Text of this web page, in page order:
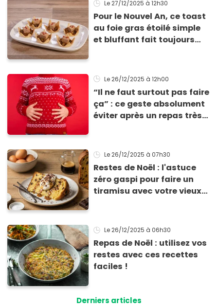
Le 27/12/2025 à 12h30
Pour le Nouvel An, ce toast
au foie gras étoilé simple
et bluffant fait toujours
Le 26/12/2025 à 12h00
“Il ne faut surtout pas faire
ça” : ce geste absolument
éviter après un repas très
Le 26/12/2025 à 07h30
Restes de Noël : l'astuce
zéro gaspi pour faire un
tiramisu avec votre vieux
Le 26/12/2025 à 06h30
Repas de Noël : utilisez vos
restes avec ces recettes
faciles !
Derniers articles